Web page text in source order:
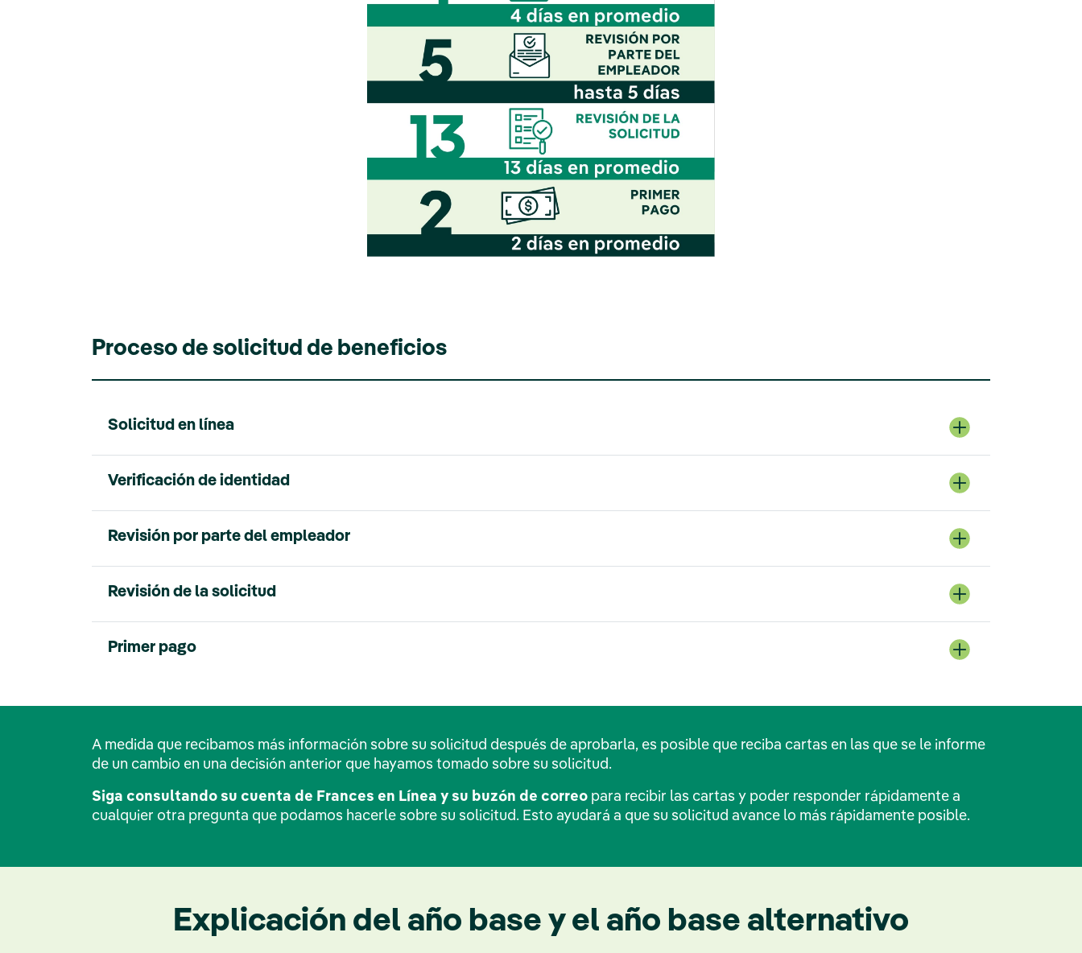
Proceso de solicitud de beneficios
Solicitud en línea
Verificación de identidad
Revisión por parte del empleador
Revisión de la solicitud
Primer pago
A medida que recibamos más información sobre su solicitud después de aprobarla, es posible que reciba cartas en las que se le informe
de un cambio en una decisión anterior que hayamos tomado sobre su solicitud.
Siga consultando su cuenta de Frances en Línea y su buzón de correo para recibir las cartas y poder responder rápidamente a
cualquier otra pregunta que podamos hacerle sobre su solicitud. Esto ayudará a que su solicitud avance lo más rápidamente posible.
Explicación del año base y el año base alternativo